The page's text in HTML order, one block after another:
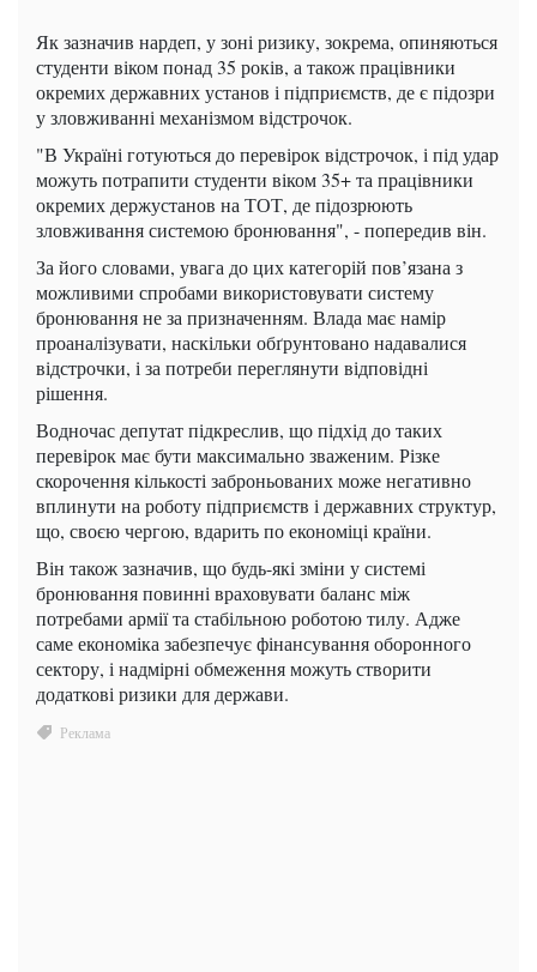
Як зазначив нардеп, у зоні ризику, зокрема, опиняються
студенти віком понад 35 років, а також працівники
окремих державних установ і підприємств, де є підозри
у зловживанні механізмом відстрочок.
"В Україні готуються до перевірок відстрочок, і під удар
можуть потрапити студенти віком 35+ та працівники
окремих держустанов на ТОТ, де підозрюють
зловживання системою бронювання", - попередив він.
За його словами, увага до цих категорій пов’язана з
можливими спробами використовувати систему
бронювання не за призначенням. Влада має намір
проаналізувати, наскільки обґрунтовано надавалися
відстрочки, і за потреби переглянути відповідні
рішення.
Водночас депутат підкреслив, що підхід до таких
перевірок має бути максимально зваженим. Різке
скорочення кількості заброньованих може негативно
вплинути на роботу підприємств і державних структур,
що, своєю чергою, вдарить по економіці країни.
Він також зазначив, що будь-які зміни у системі
бронювання повинні враховувати баланс між
потребами армії та стабільною роботою тилу. Адже
саме економіка забезпечує фінансування оборонного
сектору, і надмірні обмеження можуть створити
додаткові ризики для держави.